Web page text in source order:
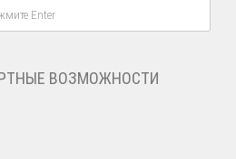
ВОЗМОЖНОСТИ